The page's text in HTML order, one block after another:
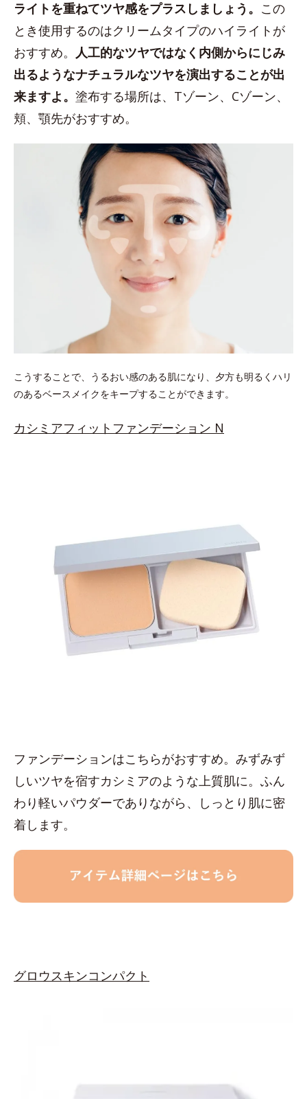
ライトを重ねてツヤ感をプラスしましょう。 この
とき使用するのはクリームタイプのハイライトが
おすすめ。 人工的なツヤではなく内側からにじみ
出るようなナチュラルなツヤを演出することが出
来ますよ。 塗布する場所は、Tゾーン、Cゾーン、
頬、顎先がおすすめ。
こうすることで、うるおい感のある肌になり、夕方も明るくハリ
のあるベースメイクをキープすることができます。
カシミアフィットファンデーション N
ファンデーションはこちらがおすすめ。みずみず
しいツヤを宿すカシミアのような上質肌に。ふん
わり軽いパウダーでありながら、しっとり肌に密
着します。
グロウスキンコンパクト